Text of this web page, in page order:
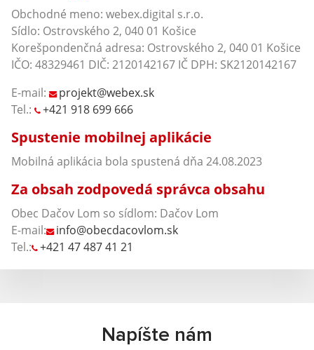
Obchodné meno: webex.digital s.r.o.
Sídlo: Ostrovského 2, 040 01 Košice
Korešpondenčná adresa: Ostrovského 2, 040 01 Košice
IČO: 48329461 DIČ: 2120142167 IČ DPH: SK2120142167
E-mail:
projekt@webex.sk
Tel.:
+421 918 699 666
Spustenie mobilnej aplikácie
Mobilná aplikácia bola spustená dňa 24.08.2023
Za obsah zodpovedá správca obsahu
Obec Dačov Lom so sídlom: Dačov Lom
E-mail:
info@obecdacovlom.sk
Tel.: +421 47 487 41 21
Napíšte nám